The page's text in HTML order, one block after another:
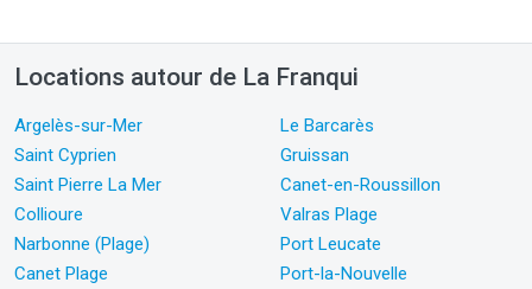
Locations autour de La Franqui
Argelès-sur-Mer
Le Barcarès
Saint Cyprien
Gruissan
Saint Pierre La Mer
Canet-en-Roussillon
Collioure
Valras Plage
Narbonne (Plage)
Port Leucate
Canet Plage
Port-la-Nouvelle